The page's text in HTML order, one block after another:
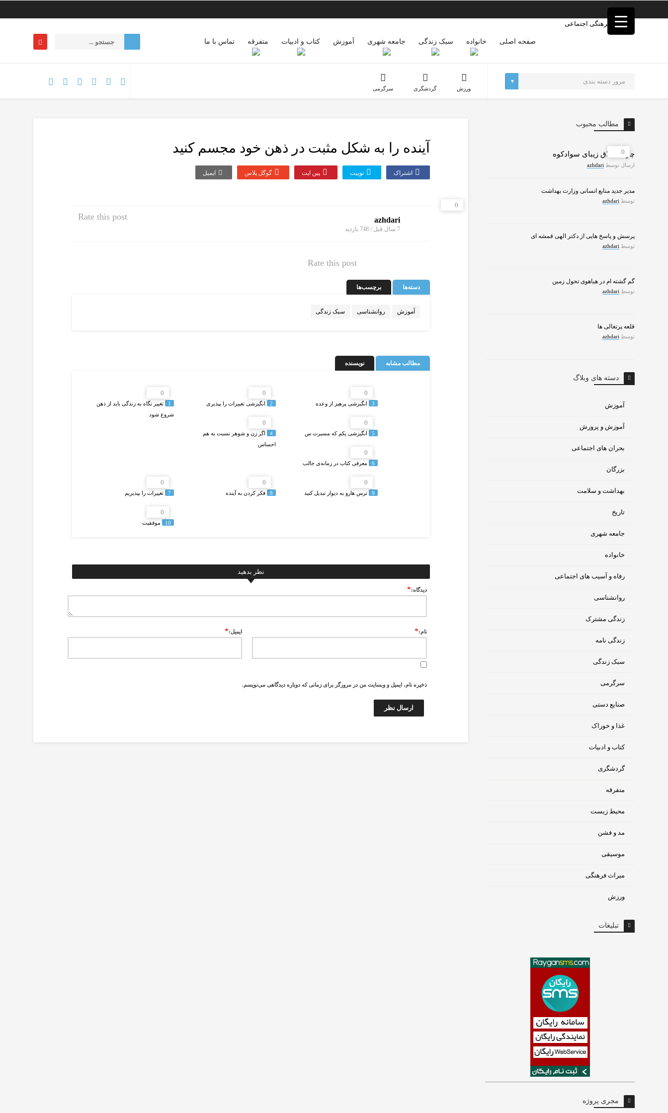
صفحه اصلی خانواده سبک زندگی جامعه شهری آموزش کتاب و ادبیات متفرقه تماس با ما
ورزش گردشگری سرگرمی
آینده را به شکل مثبت در ذهن خود مجسم کنید
اشتراک توییت پین ایت گوگل‌ پلاس ایمیل
0
azhdari
7 سال قبل / 748 بازدید
Rate this post
Rate this post
دسته‌ها برچسب‌ها
آموزش روانشناسی سبک زندگی
مطالب مشابه نویسنده
0
1
تغییر نگاه به زندگی باید از ذهن
شروع شود
0
2 انگیزشی تغییرات را بپذیری
0
3 انگیزشی پرهیز از وعده
0
4
اگر زن و شوهر نسبت به هم
احساس
0
5 انگیزشی یکم که مسیرت س
0
6 معرفى كتاب در زمانه‌ی جالب
0
7 تغییرات را بپذیریم
0
8 فکر کردن به آینده
0
9 ترس هارو به دیوار تبدیل کنید
0
10 موفقیت
نظر بدهید
ديدگاه:*
نام:* ایمیل:*
ذخیره نام، ایمیل و وبسایت من در مرورگر برای زمانی که دوباره دیدگاهی می‌نویسم.
مطالب محبوب
0
چرات ییلاق زیبای سوادکوه
ارسال توسط azhdari
مدیر جدید منابع انسانی وزارت بهداشت
توسط azhdari
پرسش و پاسخ هایی از دکتر الهی قمشه ای
توسط azhdari
گم گشته ام در هیاهوی تحول زمین
توسط azhdari
قلعه پرتغالی ها
توسط azhdari
دسته های وبلاگ
آموزش
آموزش و پرورش
بحران های اجتماعی
بزرگان
بهداشت و سلامت
تاریخ
جامعه شهری
خانواده
رفاه و آسیب های اجتماعی
روانشناسی
زندگی مشترک
زندگی نامه
سبک زندگی
سرگرمی
صنایع دستی
غذا و خوراک
کتاب و ادبیات
گردشگری
متفرقه
محیط زیست
مد و فشن
موسیقی
میراث فرهنگی
ورزش
تبلیغات
مجری پروژه